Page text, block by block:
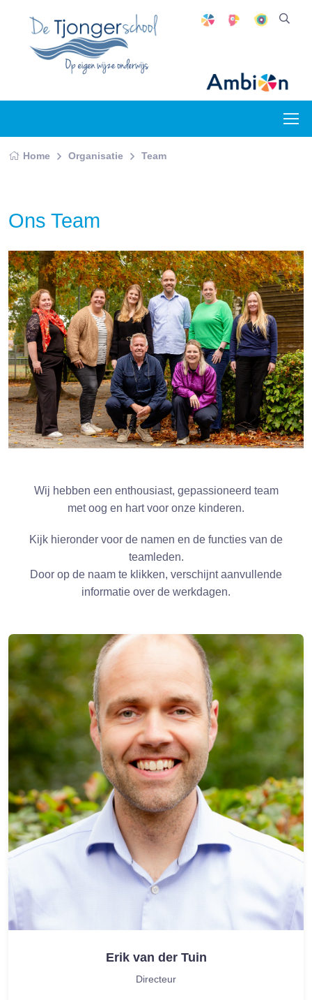
Home Organisatie Team
Ons Team
Wij hebben een enthousiast, gepassioneerd team
met oog en hart voor onze kinderen.
Kijk hieronder voor de namen en de functies van de
teamleden.
Door op de naam te klikken, verschijnt aanvullende
informatie over de werkdagen.
Erik van der Tuin
Directeur